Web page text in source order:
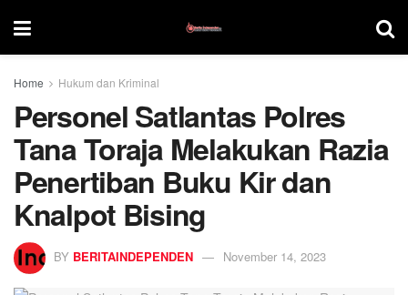
Home Hukum dan Kriminal
Personel Satlantas Polres
Tana Toraja Melakukan Razia
Penertiban Buku Kir dan
Knalpot Bising
BY BERITAINDEPENDEN November 14, 2023